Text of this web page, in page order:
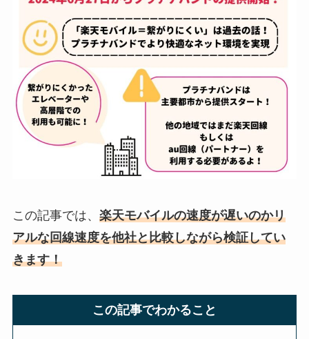
この記事では、 楽天モバイルの速度が遅いのかリ
アルな回線速度を他社と比較しながら検証してい
きます！
この記事でわかること